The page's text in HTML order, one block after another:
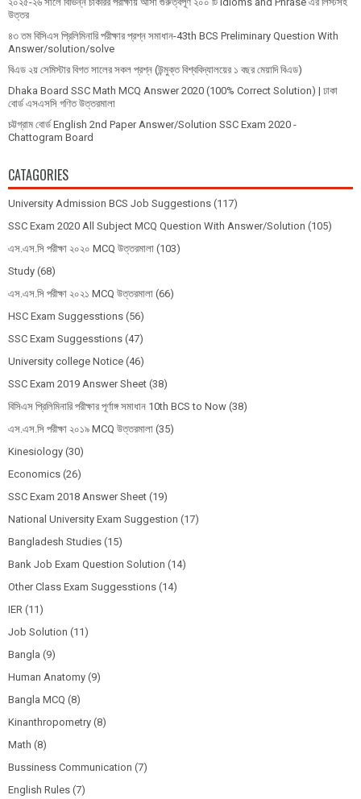
উত্তর
৪৩ তম বিসিএস প্রিলিমিনারি পরীক্ষার প্রশ্ন সমাধান-43th BCS Preliminary Question With
Answer/solution/solve
বিএড ২য় সেমিস্টার বিগত সালের সকল প্রশ্ন (উন্মুক্ত বিশ্ববিদ্যালয়ের ১ বছর মেয়াদি বিএড)
Dhaka Board SSC Math MCQ Answer 2020 (100% Correct Solution) | ঢাকা
বোর্ড এসএসসি গণিত উত্তরমালা
চট্টগ্রাম বোর্ড English 2nd Paper Answer/Solution SSC Exam 2020 -
Chattogram Board
CATAGORIES
University Admission BCS Job Suggestions (117)
SSC Exam 2020 All Subject MCQ Question With Answer/Solution (105)
এস.এস.সি পরীক্ষা ২০২০ MCQ উত্তরমালা (103)
Study (68)
এস.এস.সি পরীক্ষা ২০২১ MCQ উত্তরমালা (66)
HSC Exam Suggesstions (56)
SSC Exam Suggesstions (47)
University college Notice (46)
SSC Exam 2019 Answer Sheet (38)
বিসিএস প্রিলিমিনারি পরীক্ষার পূর্ণাঙ্গ সমাধান 10th BCS to Now (38)
এস.এস.সি পরীক্ষা ২০১৯ MCQ উত্তরমালা (35)
Kinesiology (30)
Economics (26)
SSC Exam 2018 Answer Sheet (19)
National University Exam Suggestion (17)
Bangladesh Studies (15)
Bank Job Exam Question Solution (14)
Other Class Exam Suggesstions (14)
IER (11)
Job Solution (11)
Bangla (9)
Human Anatomy (9)
Bangla MCQ (8)
Kinanthropometry (8)
Math (8)
Bussiness Communication (7)
English Rules (7)